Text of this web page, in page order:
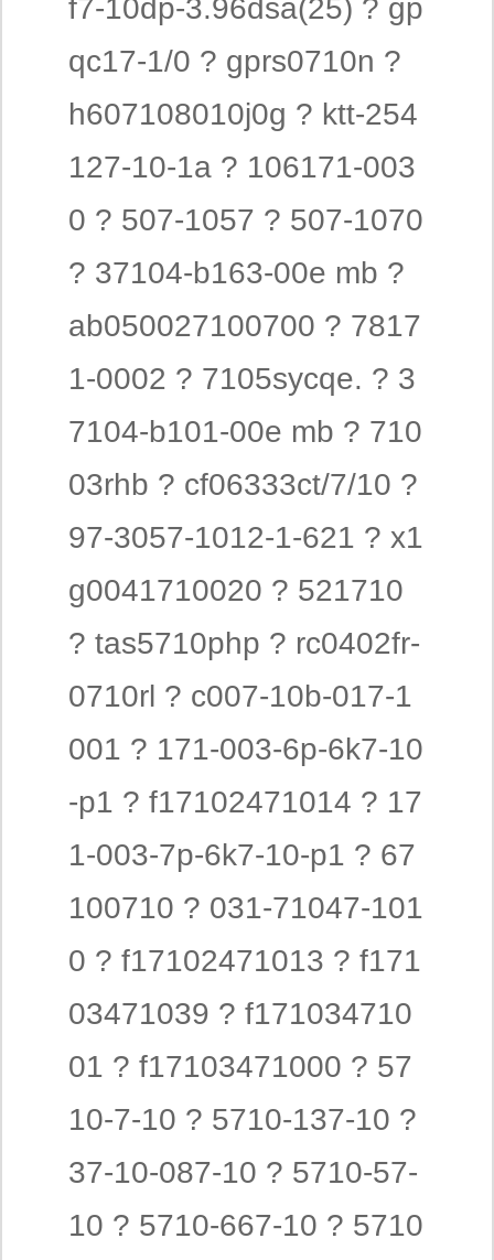
f7-10dp-3.96dsa(25) ? gp
qc17-1/0 ? gprs0710n ?
h607108010j0g ? ktt-254
127-10-1a ? 106171-003
0 ? 507-1057 ? 507-1070
? 37104-b163-00e mb ?
ab050027100700 ? 7817
1-0002 ? 7105sycqe. ? 3
7104-b101-00e mb ? 710
03rhb ? cf06333ct/7/10 ?
97-3057-1012-1-621 ? x1
g0041710020 ? 521710
? tas5710php ? rc0402fr-
0710rl ? c007-10b-017-1
001 ? 171-003-6p-6k7-10
-p1 ? f17102471014 ? 17
1-003-7p-6k7-10-p1 ? 67
100710 ? 031-71047-101
0 ? f17102471013 ? f171
03471039 ? f171034710
01 ? f17103471000 ? 57
10-7-10 ? 5710-137-10 ?
37-10-087-10 ? 5710-57-
10 ? 5710-667-10 ? 5710